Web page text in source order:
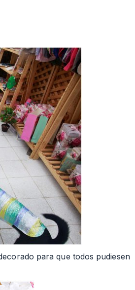
para que todos pudiesen